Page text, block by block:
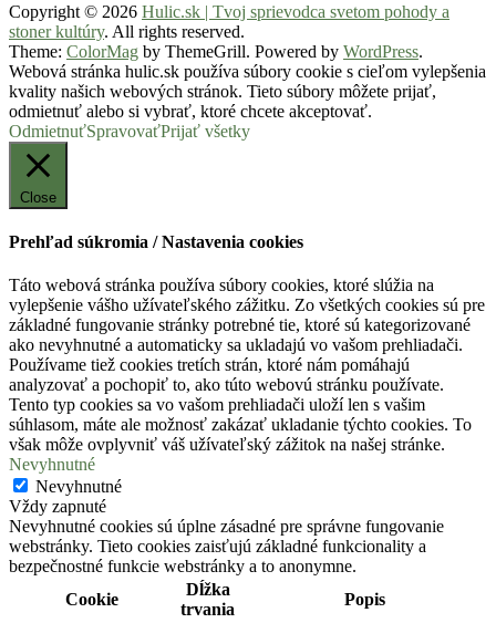
Copyright © 2026 Hulic.sk | Tvoj sprievodca svetom pohody a
stoner kultúry. All rights reserved.
Theme: ColorMag by ThemeGrill. Powered by WordPress.
Webová stránka hulic.sk používa súbory cookie s cieľom vylepšenia
kvality našich webových stránok. Tieto súbory môžete prijať,
odmietnuť alebo si vybrať, ktoré chcete akceptovať.
OdmietnuťSpravovaťPrijať všetky
Close
Prehľad súkromia / Nastavenia cookies
Táto webová stránka používa súbory cookies, ktoré slúžia na
vylepšenie vášho užívateľského zážitku. Zo všetkých cookies sú pre
základné fungovanie stránky potrebné tie, ktoré sú kategorizované
ako nevyhnutné a automaticky sa ukladajú vo vašom prehliadači.
Používame tiež cookies tretích strán, ktoré nám pomáhajú
analyzovať a pochopiť to, ako túto webovú stránku používate.
Tento typ cookies sa vo vašom prehliadači uloží len s vašim
súhlasom, máte ale možnosť zakázať ukladanie týchto cookies. To
však môže ovplyvniť váš užívateľský zážitok na našej stránke.
Nevyhnutné
Nevyhnutné
Vždy zapnuté
Nevyhnutné cookies sú úplne zásadné pre správne fungovanie
webstránky. Tieto cookies zaisťujú základné funkcionality a
bezpečnostné funkcie webstránky a to anonymne.
Cookie
Dĺžka
trvania
Popis